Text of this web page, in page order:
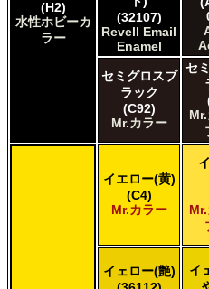
Citadel Colour Citadel
E7 Paints E7 Paints
HATAKA HOBBY Hataka
Humbrol - Hornby
Humbrol of Hornby
Lifecolor Lifecolor
Mission Models Mission
Revell of Germany Revell
Revell of Germany Revell
Testors of Rust-Oleum
Testors of Rust-Oleum
The Scale Modellers
Xtracolor Xtracolor
(H2)
水性ホビーカ
ラー
(32107)
Revell Email
Enamel
セミグロスブ
ラック
(C92)
Mr.カラー
セ
イエロー(黄)
(C4)
Mr.カラー
イェロー(艶)
イ